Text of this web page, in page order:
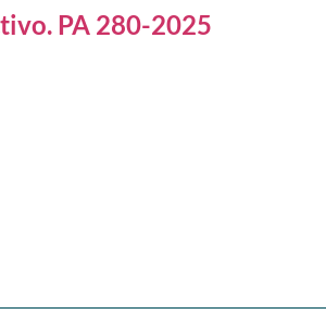
PA 280-2025